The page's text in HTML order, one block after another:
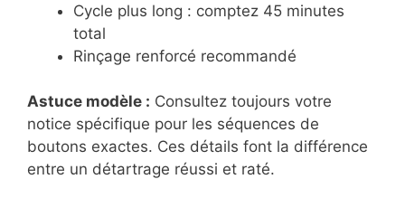
Cycle plus long : comptez 45 minutes
total
Rinçage renforcé recommandé
Astuce modèle : Consultez toujours votre
notice spécifique pour les séquences de
boutons exactes. Ces détails font la différence
entre un détartrage réussi et raté.